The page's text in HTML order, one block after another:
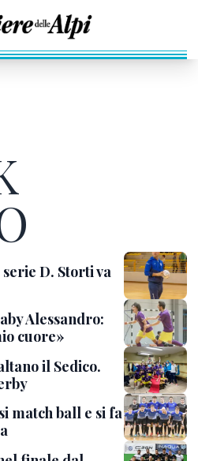
D. Storti va
Alessandro:
cuore»
il Sedico.
match ball e si fa